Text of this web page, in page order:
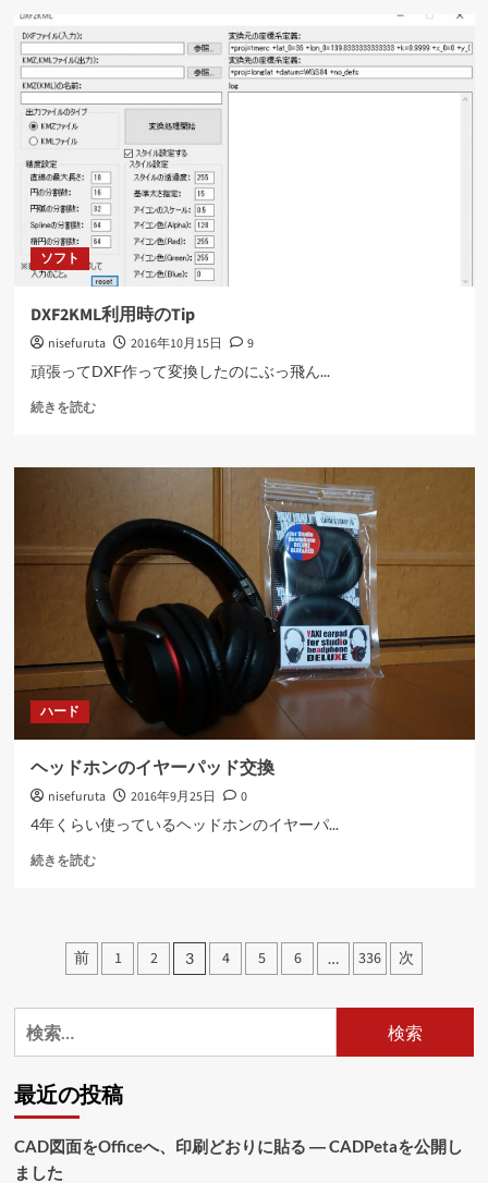
構
築
に
さ
ら
に
読
む
ソフト
DXF2KML利用時のTip
nisefuruta 2016年10月15日
9
頑張ってDXF作って変換したのにぶっ飛ん...
続きを読むDXF2KML
時
つ
て
さ
ら
に
読
ハード
ヘッドホンのイヤーパッド交換
nisefuruta 2016年9月25日
0
4年くらい使っているヘッドホンのイヤーパ...
続きを読むヘ
ン
ド
交
に
投
稿
の
ペ
ー
ジ
前 1 2 3 4 5 6 … 336 次
検
索:
最近の投稿
CAD図面をOfficeへ、印刷どおりに貼る ― CADPetaを公開し
ました